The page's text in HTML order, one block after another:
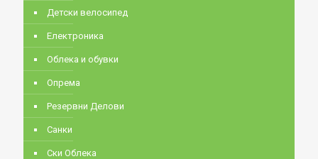
Детски велосипед
Електроника
Облека и обувки
Опрема
Резервни Делови
Санки
Ски Облека